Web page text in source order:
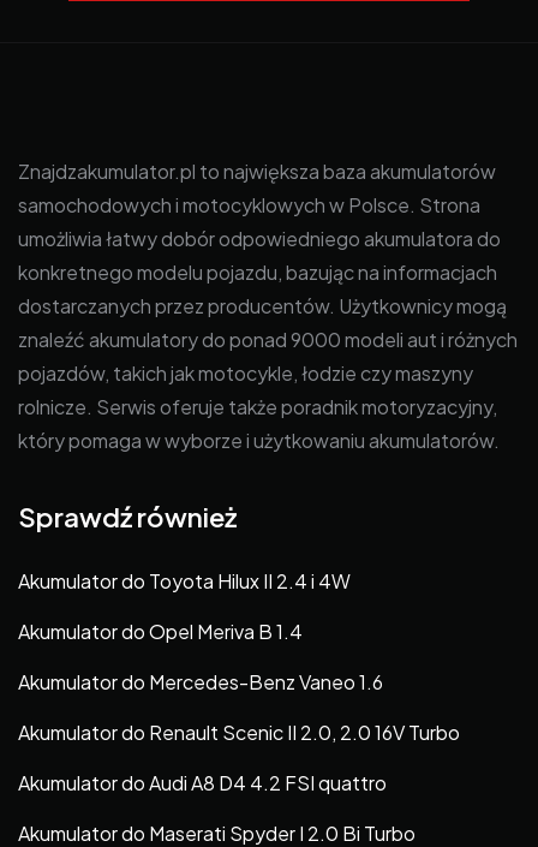
Znajdzakumulator.pl to największa baza akumulatorów
samochodowych i motocyklowych w Polsce. Strona
umożliwia łatwy dobór odpowiedniego akumulatora do
konkretnego modelu pojazdu, bazując na informacjach
dostarczanych przez producentów. Użytkownicy mogą
znaleźć akumulatory do ponad 9000 modeli aut i różnych
pojazdów, takich jak motocykle, łodzie czy maszyny
rolnicze. Serwis oferuje także poradnik motoryzacyjny,
który pomaga w wyborze i użytkowaniu akumulatorów.
Sprawdź również
Akumulator do Toyota Hilux II 2.4 i 4W
Akumulator do Opel Meriva B 1.4
Akumulator do Mercedes-Benz Vaneo 1.6
Akumulator do Renault Scenic II 2.0, 2.0 16V Turbo
Akumulator do Audi A8 D4 4.2 FSI quattro
Akumulator do Maserati Spyder I 2.0 Bi Turbo